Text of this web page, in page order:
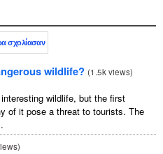
σχολίασαν
wildlife? (1.5k views)
wildlife, but the first
of it pose a threat to tourists. The
)